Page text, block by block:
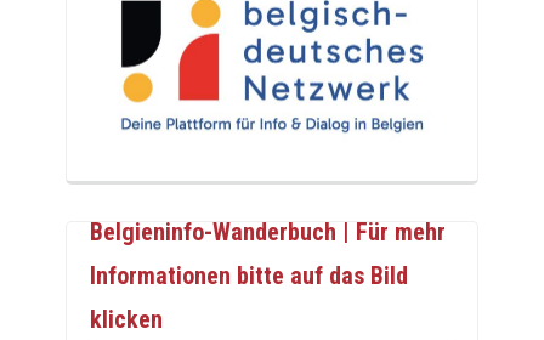
Belgieninfo-Wanderbuch | Für mehr
Informationen bitte auf das Bild
klicken